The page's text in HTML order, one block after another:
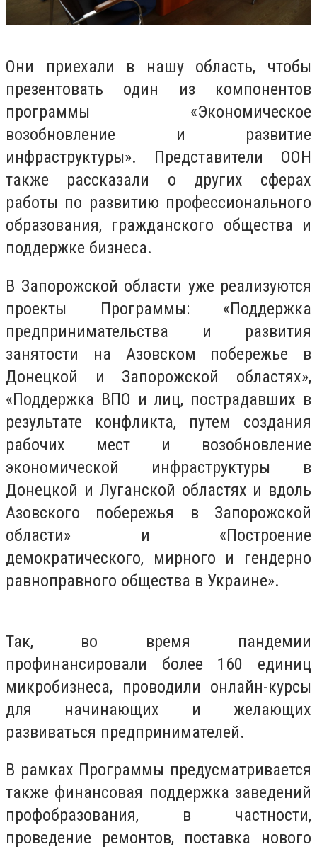
Они приехали в нашу область, чтобы
презентовать один из компонентов
программы «Экономическое
возобновление и развитие
инфраструктуры». Представители ООН
также рассказали о других сферах
работы по развитию профессионального
образования, гражданского общества и
поддержке бизнеса.
В Запорожской области уже реализуются
проекты Программы: «Поддержка
предпринимательства и развития
занятости на Азовском побережье в
Донецкой и Запорожской областях»,
«Поддержка ВПО и лиц, пострадавших в
результате конфликта, путем создания
рабочих мест и возобновление
экономической инфраструктуры в
Донецкой и Луганской областях и вдоль
Азовского побережья в Запорожской
области» и «Построение
демократического, мирного и гендерно
равноправного общества в Украине».
Так, во время пандемии
профинансировали более 160 единиц
микробизнеса, проводили онлайн-курсы
для начинающих и желающих
развиваться предпринимателей.
В рамках Программы предусматривается
также финансовая поддержка заведений
профобразования, в частности,
проведение ремонтов, поставка нового